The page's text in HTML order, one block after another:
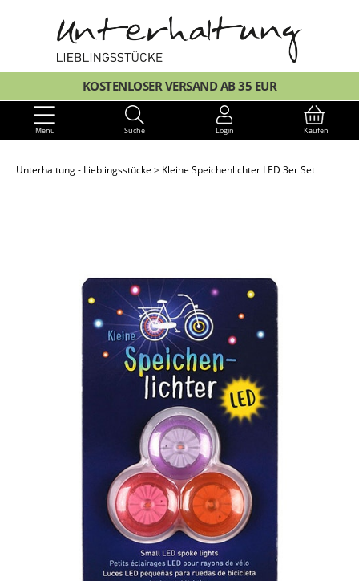
KOSTENLOSER VERSAND AB 35 EUR
Menü Suche Login Kaufen
Unterhaltung - Lieblingsstücke Kleine Speichenlichter LED 3er Set